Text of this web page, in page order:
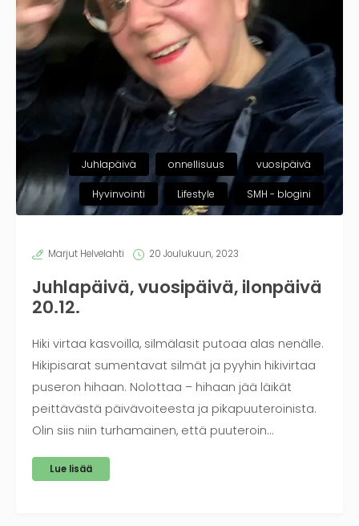
Juhlapäivä onnellisuus vuosipäivä
Hyvinvointi Lifestyle SMH - blogini
Marjut Helvelahti 20 Joulukuun, 2023
Juhlapäivä, vuosipäivä, ilonpäivä
20.12.
Hiki virtaa kasvoilla, silmälasit putoaa alas nenälle.
Hikipisarat sumentavat silmät ja pyyhin hikivirtaa
puseron hihaan. Nolottaa – hihaan jää läikät
peittävästä päivävoiteesta ja pikapuuteroinista.
Olin siis niin turhamainen, että puuteroin…
Lue lisää